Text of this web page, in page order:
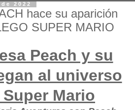
2022
hace su aparición
SUPER MARIO
Peach y su
al universo
Super Mario